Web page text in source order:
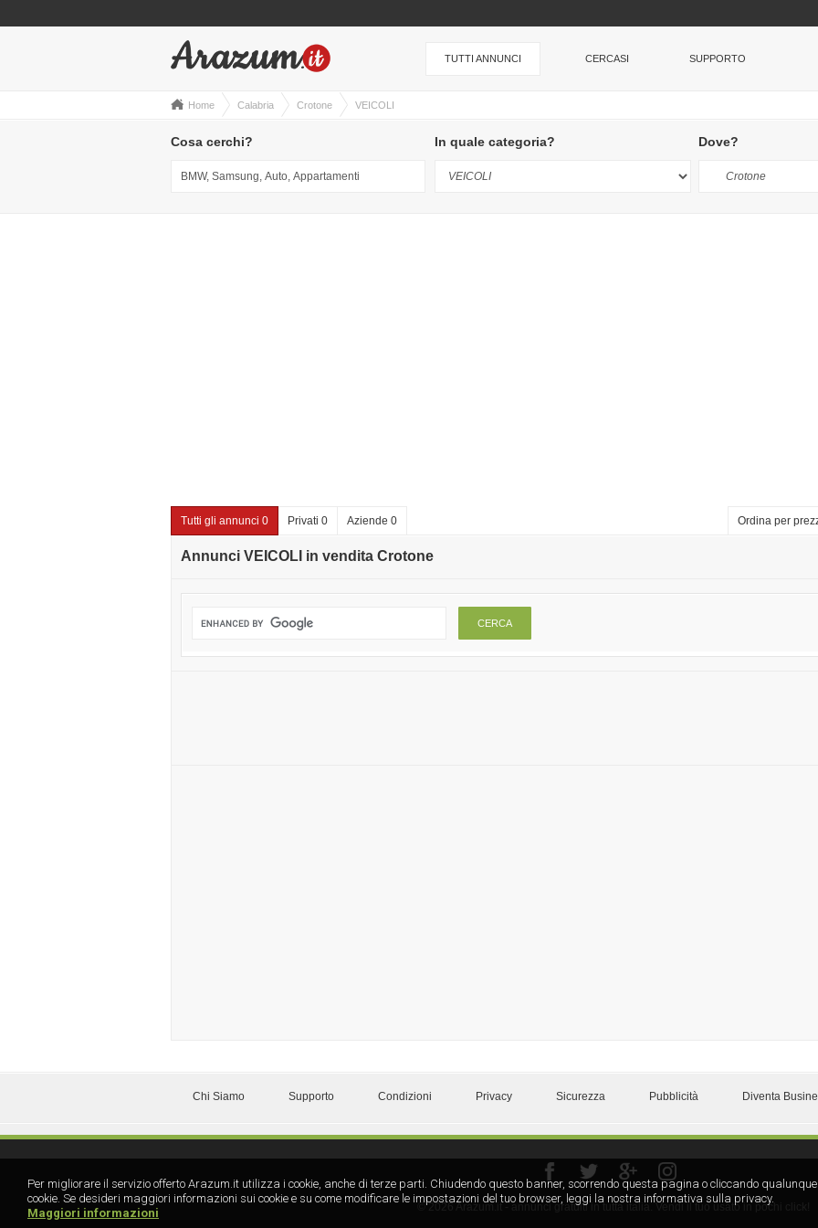
TUTTI ANNUNCI CERCASI SUPPORTO
Home Calabria Crotone VEICOLI
Cosa cerchi? In quale categoria? Dove?
Tutti gli annunci 0 Privati 0 Aziende 0 Ordina per
Annunci VEICOLI in vendita Crotone
Chi Siamo Supporto Condizioni Privacy Sicurezza Pubblicità Diventa
© 2026 Arazum.it - annunci gratuiti in tutta italia. Vendi il tuo usato in pochi click!
Per migliorare il servizio offerto Arazum.it utilizza i cookie, anche di terze parti. Chiudendo questo banner, scorrendo questa pagina o cliccando qualunque
cookie. Se desideri maggiori informazioni sui cookie e su come modificare le impostazioni del tuo browser, leggi la nostra informativa sulla privacy.
Maggiori informazioni